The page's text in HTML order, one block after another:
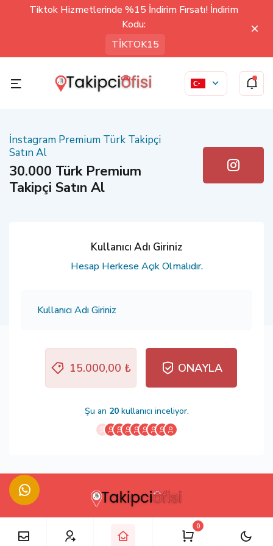
Tiktok Hizmetlerinde %15 İndirim Fırsatı! İndirim
Kodu:
TİKTOK15
0
İnstagram Premium Türk Takipçi
Satın Al
30.000 Türk Premium
Takipçi Satın Al
Kullanıcı Adı Giriniz
Hesap Herkese Açık Olmalıdır.
15.000,00 ₺ ONAYLA
Şu an 20kullanıcı inceliyor.